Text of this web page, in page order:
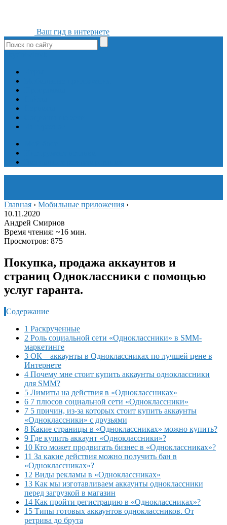
Ваш гид в интернете
Главная › Мобильные приложения ›
10.11.2020
Андрей Смирнов
Время чтения: ~16 мин.
Просмотров: 875
Покупка, продажа аккаунтов и
страниц Одноклассники с помощью
услуг гаранта.
Содержание
1 Раскрученные
2 Роль социальной сети «Одноклассники» в SMM-
маркетинге
3 ОК – аккаунты в Одноклассниках по лучшей цене в
Интернете
4 Почему мне стоит купить аккаунты одноклассники
для SMM?
5 Лимиты на действия в «Одноклассниках»
6 7 плюсов социальной сети «Одноклассники»
7 5 причин, из-за которых стоит купить аккаунты
«Одноклассники» с друзьями
8 Какие страницы в «Одноклассниках» можно купить?
9 Где купить аккаунт «Одноклассники»?
10 Кто может продвигать бизнес в «Одноклассниках»?
11 За какие действия можно получить бан в
«Одноклассниках»?
12 Виды рекламы в «Одноклассниках»
13 Как мы изготавливаем аккаунты одноклассники
перед загрузкой в магазин
14 Как пройти регистрацию в «Одноклассниках»?
15 Типы готовых аккаунтов одноклассников. От
ретрива до брута